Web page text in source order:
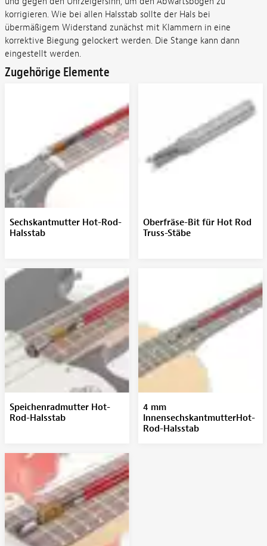
korrigieren. Wie bei allen Halsstab sollte der Hals bei
übermäßigem Widerstand zunächst mit Klammern in eine
korrektive Biegung gelockert werden. Die Stange kann dann
eingestellt werden.
Zugehörige Elemente
Sechskantmutter Hot-Rod-
Halsstab
Oberfräse-Bit für Hot Rod
Truss-Stäbe
Speichenradmutter Hot-
Rod-Halsstab
4 mm
InnensechskantmutterHot-
Rod-Halsstab